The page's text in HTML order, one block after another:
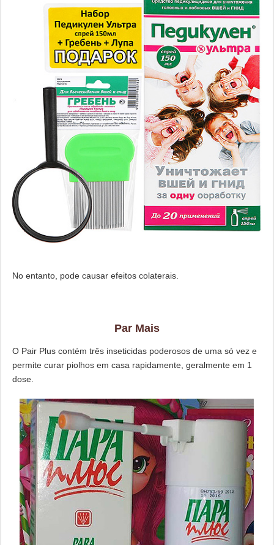
No entanto, pode causar efeitos colaterais.
Par Mais
O Pair Plus contém três inseticidas poderosos de uma só vez e
permite curar piolhos em casa rapidamente, geralmente em 1
dose.